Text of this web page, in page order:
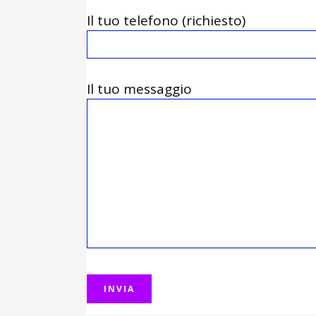
Il tuo telefono (richiesto)
Il tuo messaggio